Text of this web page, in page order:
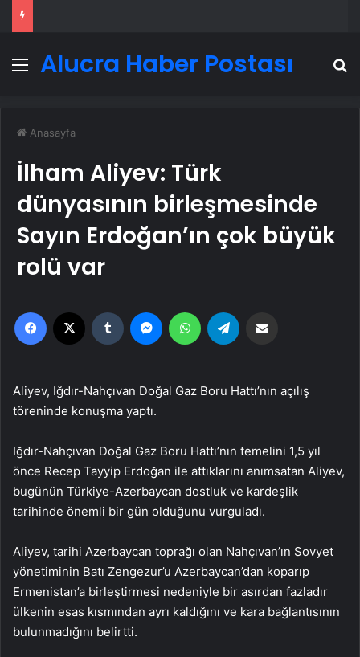
MenüAlucra Haber Postası
Anasayfa
İlham Aliyev: Türk
dünyasının birleşmesinde
Sayın Erdoğan’ın çok büyük
rolü var
Facebook Tumblr MessengerWhatsApp
Aliyev, Iğdır-Nahçıvan Doğal Gaz Boru Hattı’nın açılış
töreninde konuşma yaptı.
Iğdır-Nahçıvan Doğal Gaz Boru Hattı’nın temelini 1,5 yıl
önce Recep Tayyip Erdoğan ile attıklarını anımsatan Aliyev,
bugünün Türkiye-Azerbaycan dostluk ve kardeşlik
tarihinde önemli bir gün olduğunu vurguladı.
Aliyev, tarihi Azerbaycan toprağı olan Nahçıvan’ın Sovyet
yönetiminin Batı Zengezur’u Azerbaycan’dan koparıp
Ermenistan’a birleştirmesi nedeniyle bir asırdan fazladır
ülkenin esas kısmından ayrı kaldığını ve kara bağlantısının
bulunmadığını belirtti.